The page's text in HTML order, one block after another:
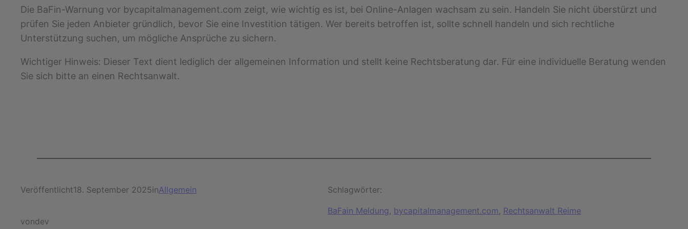
Die BaFin-Warnung vor bycapitalmanagement.com zeigt, wie wichtig es ist, bei Online-Anlagen wachsam zu sein. Handeln Sie nicht überstürzt und
prüfen Sie jeden Anbieter gründlich, bevor Sie eine Investition tätigen. Wer bereits betroffen ist, sollte schnell handeln und sich rechtliche
Unterstützung suchen, um mögliche Ansprüche zu sichern.
Wichtiger Hinweis: Dieser Text dient lediglich der allgemeinen Information und stellt keine Rechtsberatung dar. Für eine individuelle Beratung wenden
Sie sich bitte an einen Rechtsanwalt.
Veröffentlicht18. September 2025inAllgemein
vondev
Schlagwörter:
BaFain Meldung, bycapitalmanagement.com, Rechtsanwalt Reime